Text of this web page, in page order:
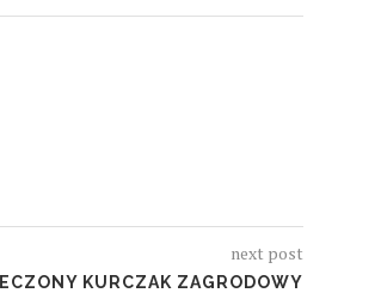
next post
KURCZAK ZAGRODOWY